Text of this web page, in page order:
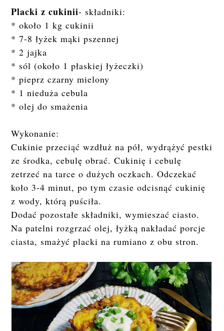
Placki z cukinii- składniki:
* około 1 kg cukinii
* 7-8 łyżek mąki pszennej
* 2 jajka
* sól (około 1 płaskiej łyżeczki)
* pieprz czarny mielony
* 1 nieduża cebula
* olej do smażenia
Wykonanie:
Cukinie przeciąć wzdłuż na pół, wydrążyć pestki
ze środka, cebulę obrać. Cukinię i cebulę
zetrzeć na tarce o dużych oczkach. Odczekać
koło 3-4 minut, po tym czasie odcisnąć cukinię
z wody, którą puściła.
Dodać pozostałe składniki, wymieszać ciasto.
Na patelni rozgrzać olej, łyżką nakładać porcje
ciasta, smażyć placki na rumiano z obu stron.